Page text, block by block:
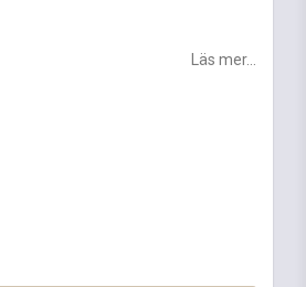
Läs mer...